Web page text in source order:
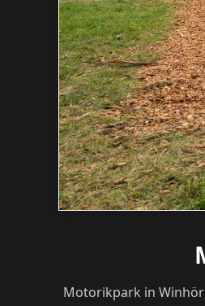
Motorikpark in